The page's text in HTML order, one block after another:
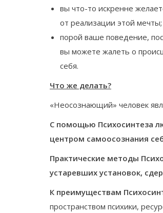
вы что-то искренне
от реализации этой мечты;
порой ваше поведение,
вы можете жалеть о
себя.
Что же делать?
«Неосознающий» человек
С помощью Психосинтеза
центром самоосознания
Практические методы
устаревших установок,
К преимуществам
пространством психики,